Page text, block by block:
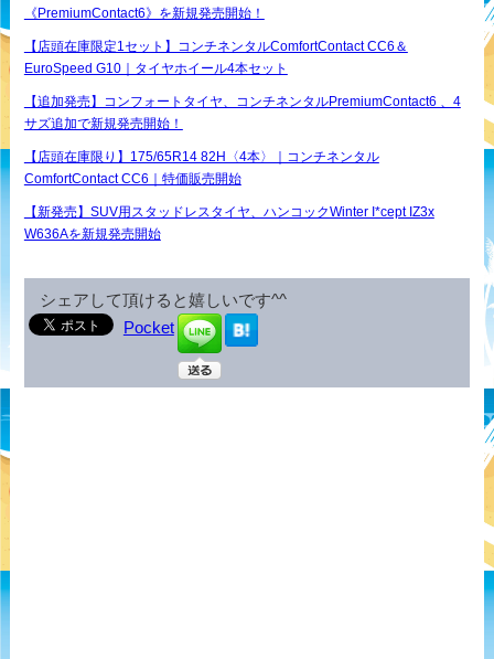
《PremiumContact6》を新規発売開始！
【店頭在庫限定1セット】コンチネンタルComfortContact CC6＆
EuroSpeed G10｜タイヤホイール4本セット
【追加発売】コンフォートタイヤ、コンチネンタルPremiumContact6 、4
サズ追加で新規発売開始！
【店頭在庫限り】175/65R14 82H〈4本〉｜コンチネンタル
ComfortContact CC6｜特価販売開始
【新発売】SUV用スタッドレスタイヤ、ハンコックWinter I*cept IZ3x
W636Aを新規発売開始
シェアして頂けると嬉しいです^^
Pocket